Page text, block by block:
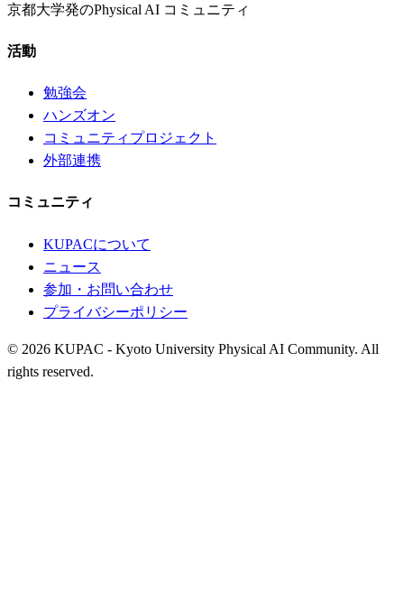
京都大学発のPhysical AI コミュニティ
活動
勉強会
ハンズオン
コミュニティプロジェクト
外部連携
コミュニティ
KUPACについて
ニュース
参加・お問い合わせ
プライバシーポリシー
© 2026 KUPAC - Kyoto University Physical AI Community. All
rights reserved.